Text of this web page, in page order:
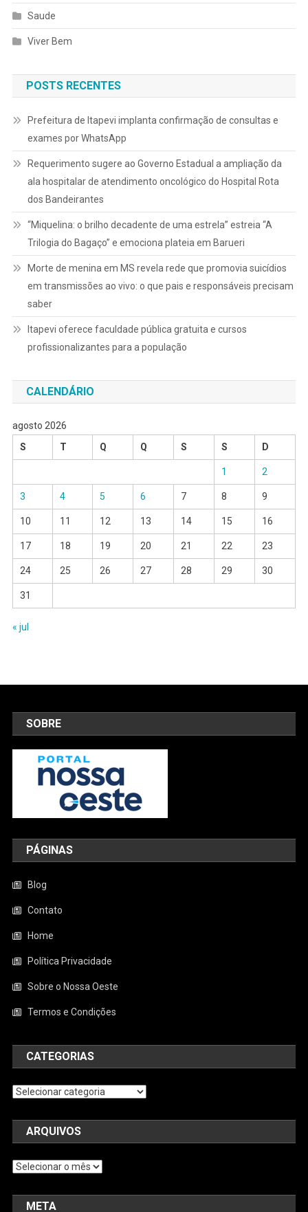
Saude
Viver Bem
POSTS RECENTES
Prefeitura de Itapevi implanta confirmação de consultas e
exames por WhatsApp
Requerimento sugere ao Governo Estadual a ampliação da
ala hospitalar de atendimento oncológico do Hospital Rota
dos Bandeirantes
“Miquelina: o brilho decadente de uma estrela” estreia “A
Trilogia do Bagaço” e emociona plateia em Barueri
Morte de menina em MS revela rede que promovia suicídios
em transmissões ao vivo: o que pais e responsáveis precisam
saber
Itapevi oferece faculdade pública gratuita e cursos
profissionalizantes para a população
CALENDÁRIO
agosto 2026
S
T Q Q S S D
1 2
3 4 5 6 7 8 9
10 11 12 13 14 15 16
17 18 19 20 21 22 23
24 25 26 27 28 29 30
31
« jul
SOBRE
PÁGINAS
Blog
Contato
Home
Política Privacidade
Sobre o Nossa Oeste
Termos e Condições
CATEGORIAS
Categorias
ARQUIVOS
Arquivos
META